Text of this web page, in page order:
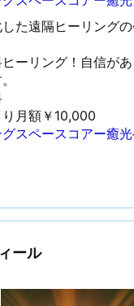
た遠隔ヒーリング
ヒーリング！自信が
月額￥10,000
グスペースコアー癒
ール